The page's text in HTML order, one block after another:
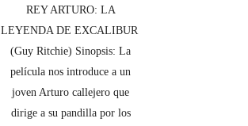
REY ARTURO: LA
LEYENDA DE EXCALIBUR
(Guy Ritchie) Sinopsis: La
película nos introduce a un
joven Arturo callejero que
dirige a su pandilla por los